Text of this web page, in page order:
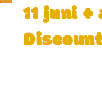
11 juni +